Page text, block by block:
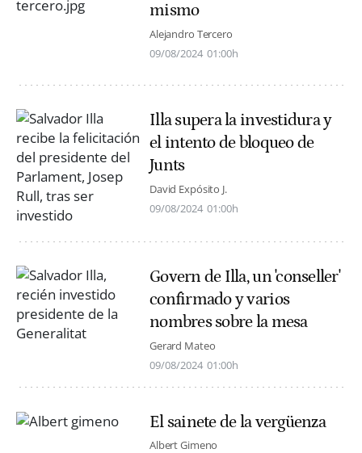
mismo
Alejandro Tercero
09/08/2024 01:00h
Illa supera la investidura y
el intento de bloqueo de
Junts
David Expósito J.
09/08/2024 01:00h
Govern de Illa, un 'conseller'
confirmado y varios
nombres sobre la mesa
Gerard Mateo
09/08/2024 01:00h
El sainete de la vergüenza
Albert Gimeno